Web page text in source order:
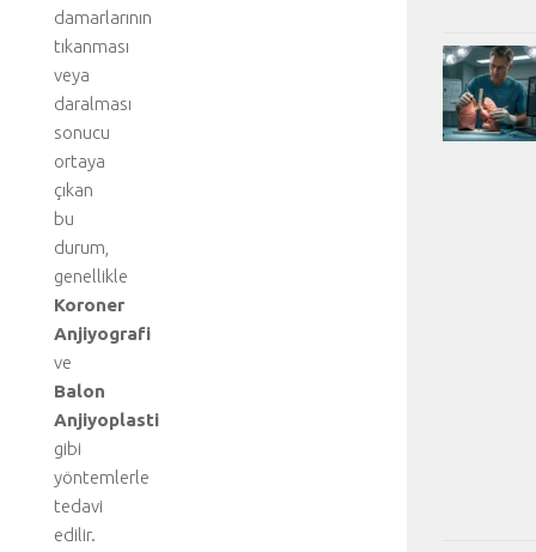
damarlarının
tıkanması
veya
daralması
sonucu
ortaya
çıkan
bu
durum,
genellikle
Koroner
Anjiyografi
ve
Balon
Anjiyoplasti
gibi
yöntemlerle
tedavi
edilir.